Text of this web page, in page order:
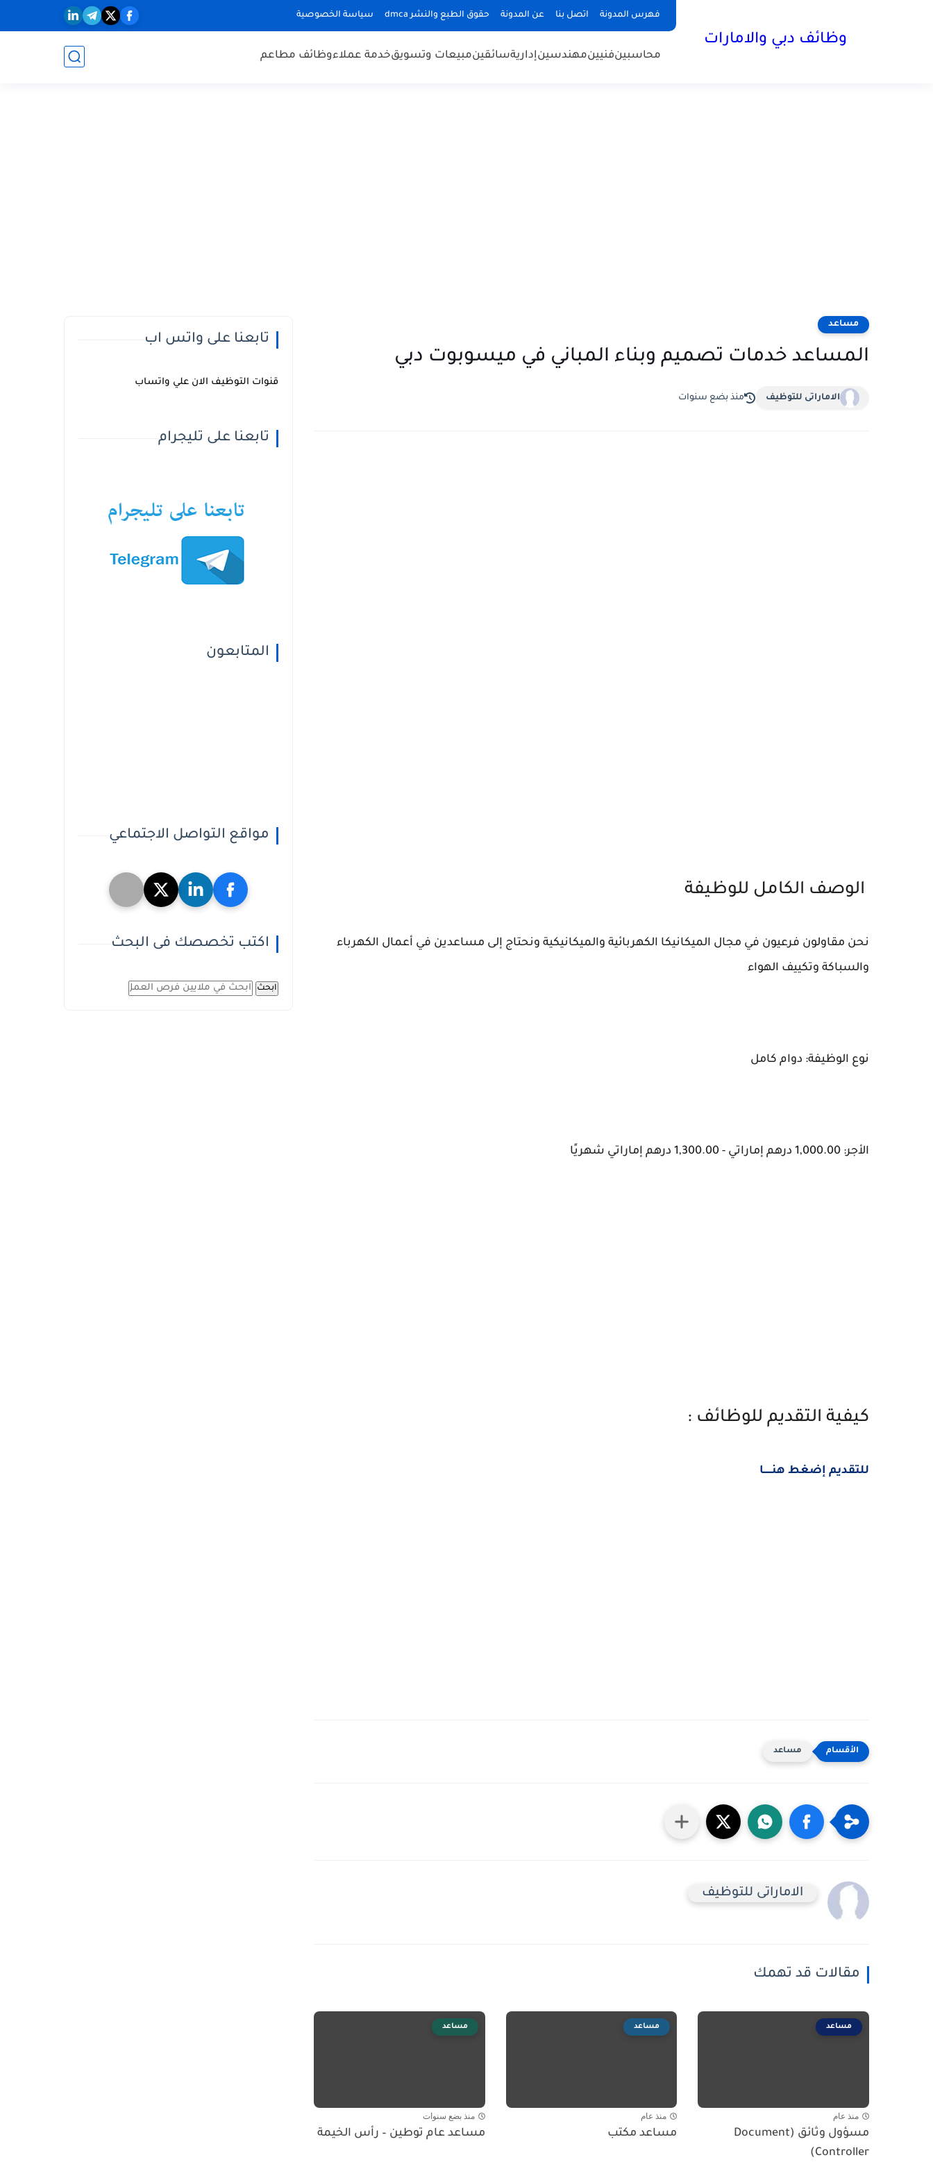
فهرس المدونة اتصل بنا عن المدونة حقوق الطبع والنشر dmca سياسة الخصوصية
وظائف دبي والامارات
محاسبينفنيينمهندسينإداريةسائقينمبيعات وتسويقخدمة عملاءوظائف مطاعم
مساعد
المساعد خدمات تصميم وبناء المباني في ميسوبوت دبي
الاماراتى للتوظيف منذ بضع سنوات
الوصف الكامل للوظيفة
نحن مقاولون فرعيون في مجال الميكانيكا الكهربائية والميكانيكية ونحتاج إلى مساعدين في أعمال الكهرباء
والسباكة وتكييف الهواء
نوع الوظيفة: دوام كامل
الأجر: 1,000.00 درهم إماراتي - 1,300.00 درهم إماراتي شهريًا
كيفية التقديم للوظائف :
للتقديم إضغط هنــــــا
مساعد
الاماراتى للتوظيف
مقالات قد تهمك
مساعد
منذ عام
مسؤول وثائق (Document
Controller)
مساعد
منذ عام
مساعد مكتب
مساعد
منذ بضع سنوات
مساعد عام توطين – رأس الخيمة
تابعنا على واتس اب
قنوات التوظيف الان علي واتساب
تابعنا على تليجرام
المتابعون
مواقع التواصل الاجتماعي
اكتب تخصصك فى البحث
ابحث